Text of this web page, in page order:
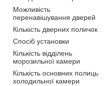
Можливість
перенавішування дверей
Кількість дверних поличок
Спосіб установки
Кількість відділень
морозильної камери
Кількість основних полиць
холодильної камери